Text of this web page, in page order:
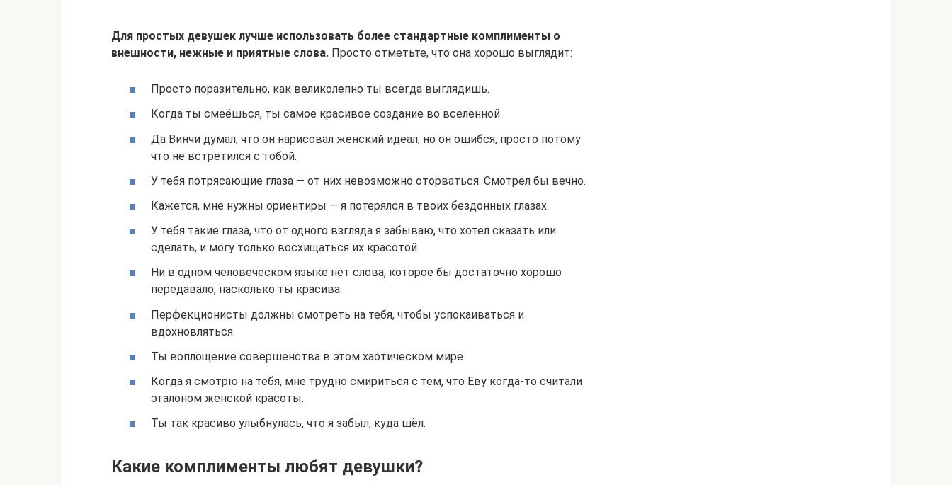
Для простых девушек лучше использовать более стандартные комплименты о
внешности, нежные и приятные слова. Просто отметьте, что она хорошо выглядит:
Просто поразительно, как великолепно ты всегда выглядишь.
Когда ты смеёшься, ты самое красивое создание во вселенной.
Да Винчи думал, что он нарисовал женский идеал, но он ошибся, просто потому
что не встретился с тобой.
У тебя потрясающие глаза — от них невозможно оторваться. Смотрел бы вечно.
Кажется, мне нужны ориентиры — я потерялся в твоих бездонных глазах.
У тебя такие глаза, что от одного взгляда я забываю, что хотел сказать или
сделать, и могу только восхищаться их красотой.
Ни в одном человеческом языке нет слова, которое бы достаточно хорошо
передавало, насколько ты красива.
Перфекционисты должны смотреть на тебя, чтобы успокаиваться и
вдохновляться.
Ты воплощение совершенства в этом хаотическом мире.
Когда я смотрю на тебя, мне трудно смириться с тем, что Еву когда-то считали
эталоном женской красоты.
Ты так красиво улыбнулась, что я забыл, куда шёл.
Какие комплименты любят девушки?